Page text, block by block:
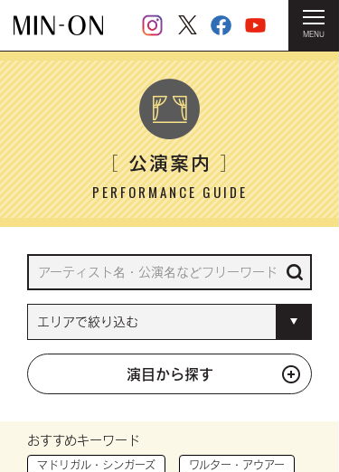
MENU
HOME ＞ 公演案内
［公演案内］
PERFORMANCE GUIDE
演目から探す
おすすめキーワード
マドリガル・シンガーズ ワルター・アウアー